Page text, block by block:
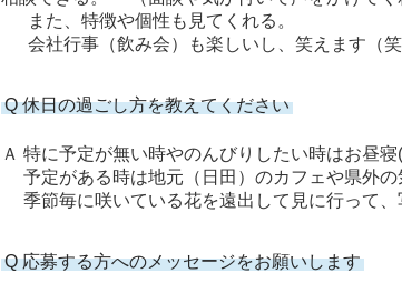
また、特徴や個性も見てくれる。
会社行事（飲み会）も楽しいし、笑えます（笑
Q 休日の過ごし方を教えてください
Ａ 特に予定が無い時やのんびりしたい時はお昼
予定がある時は地元（日田）のカフェや県外の
季節毎に咲いている花を遠出して見に行って、
Q 応募する方へのメッセージをお願いします